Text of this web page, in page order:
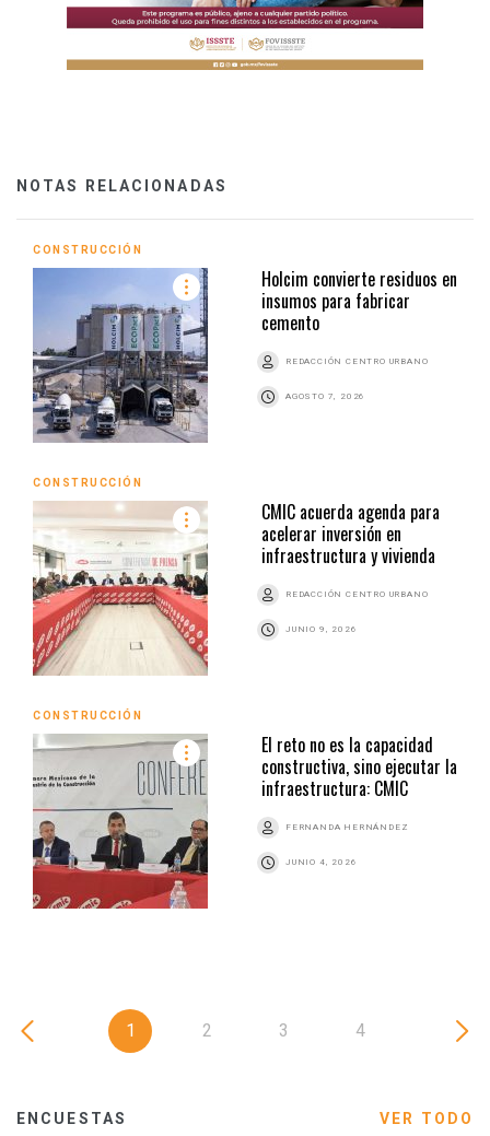
NOTAS RELACIONADAS
CONSTRUCCIÓN
Holcim convierte residuos en
insumos para fabricar
cemento
REDACCIÓN CENTRO URBANO
AGOSTO 7, 2026
CONSTRUCCIÓN
CMIC acuerda agenda para
acelerar inversión en
infraestructura y vivienda
REDACCIÓN CENTRO URBANO
JUNIO 9, 2026
CONSTRUCCIÓN
El reto no es la capacidad
constructiva, sino ejecutar la
infraestructura: CMIC
FERNANDA HERNÁNDEZ
JUNIO 4, 2026
1 2 3 4
ENCUESTAS VER TODO